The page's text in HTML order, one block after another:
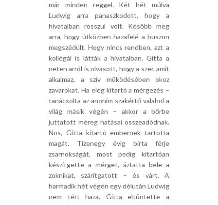
már minden reggel. Két hét múlva
Ludwig arra panaszkodott, hogy a
hivatalban rosszul volt. Később meg
arra, hogy útközben hazafelé a buszon
megszédült. Hogy nincs rendben, azt a
kollégái is látták a hivatalban. Gitta a
neten arról is olvasott, hogy a szer, amit
alkalmaz, a szív működésében okoz
zavarokat. Ha elég kitartó a mérgezés –
tanácsolta az anonim szakértő valahol a
világ másik végén – akkor a bőrbe
juttatott méreg hatásai összeadódnak.
Nos, Gitta kitartó embernek tartotta
magát. Tizenegy évig bírta férje
zsarnokságát, most pedig kitartóan
készítgette a mérget, áztatta bele a
zoknikat, szárítgatott – és várt. A
harmadik hét végén egy délután Ludwig
nem tért haza. Gitta eltűntette a